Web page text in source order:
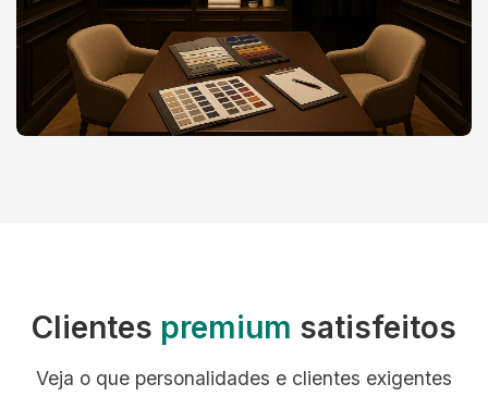
Clientes premium satisfeitos
Veja o que personalidades e clientes exigentes